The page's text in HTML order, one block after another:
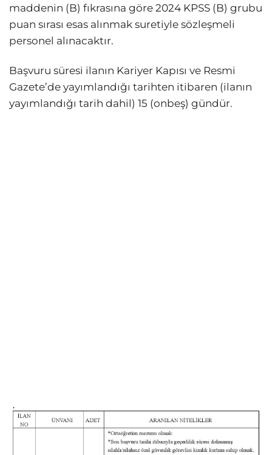
maddenin (B) fıkrasına göre 2024 KPSS (B) grubu
puan sırası esas alınmak suretiyle sözleşmeli
personel alınacaktır.
Başvuru süresi ilanın Kariyer Kapısı ve Resmi
Gazete’de yayımlandığı tarihten itibaren (ilanın
yayımlandığı tarih dahil) 15 (onbeş) gündür.